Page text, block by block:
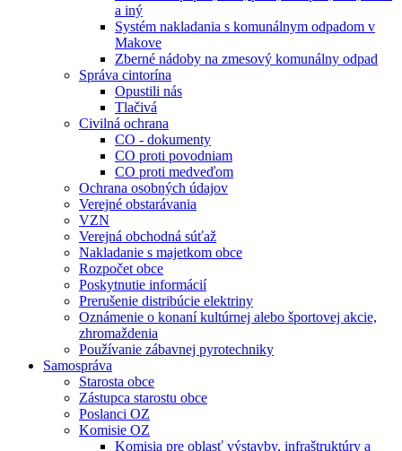
a iný
Systém nakladania s komunálnym odpadom v
Makove
Zberné nádoby na zmesový komunálny odpad
Správa cintorína
Opustili nás
Tlačivá
Civilná ochrana
CO - dokumenty
CO proti povodniam
CO proti medveďom
Ochrana osobných údajov
Verejné obstarávania
VZN
Verejná obchodná súťaž
Nakladanie s majetkom obce
Rozpočet obce
Poskytnutie informácií
Prerušenie distribúcie elektriny
Oznámenie o konaní kultúrnej alebo športovej akcie,
zhromaždenia
Používanie zábavnej pyrotechniky
Samospráva
Starosta obce
Zástupca starostu obce
Poslanci OZ
Komisie OZ
Komisia pre oblasť výstavby, infraštruktúry a